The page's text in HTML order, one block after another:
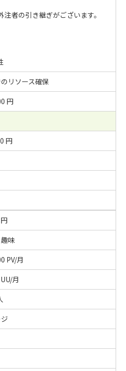
者の引き継ぎがございます。
リソース確保
円
円
味
PV/月
月